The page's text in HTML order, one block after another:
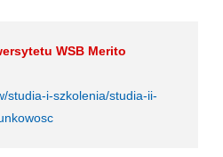
WSB Merito
studia-i-szkolenia/studia-ii-